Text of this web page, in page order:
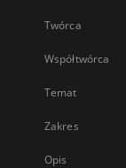
Twórca
Współtwórca
Temat
Zakres
Opis